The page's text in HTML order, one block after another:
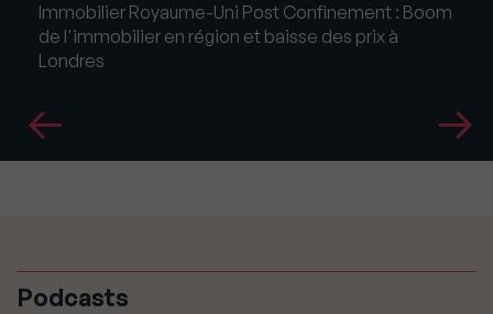
Immobilier Royaume-Uni Post Confinement : Boom
de l'immobilier en région et baisse des prix à
Londres
Podcasts